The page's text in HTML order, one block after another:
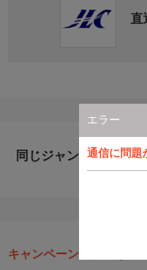
エラー
通信に問題
直
同じジャンルのおすす
キャンペーン・お得な情報